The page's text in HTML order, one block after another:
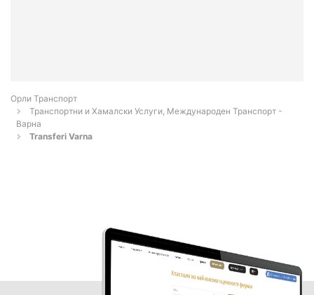
Орли Транспорт
Транспортни и Хамалски Услуги, Международен Транспорт -
Варна
Transferi Varna